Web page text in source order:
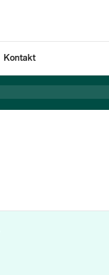
Kontakt